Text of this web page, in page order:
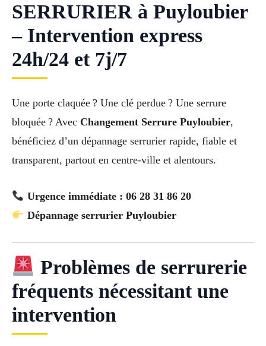
SERRURIER à Puyloubier
– Intervention express
24h/24 et 7j/7
Une porte claquée ? Une clé perdue ? Une serrure
bloquée ? Avec Changement Serrure Puyloubier,
bénéficiez d’un dépannage serrurier rapide, fiable et
transparent, partout en centre-ville et alentours.
Urgence immédiate : 06 28 31 86 20
Dépannage serrurier Puyloubier
Problèmes de serrurerie
fréquents nécessitant une
intervention